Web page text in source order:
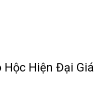
Hộc Hiện Đại Giá